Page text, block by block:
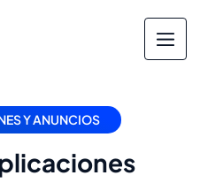
Y ANUNCIOS